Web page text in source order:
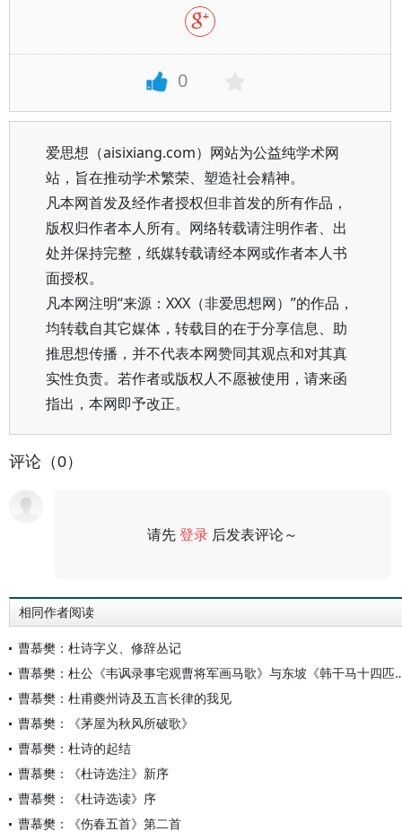
0
爱思想（aisixiang.com）网站为公益纯学术网
站，旨在推动学术繁荣、塑造社会精神。
凡本网首发及经作者授权但非首发的所有作品，
版权归作者本人所有。网络转载请注明作者、出
处并保持完整，纸媒转载请经本网或作者本人书
面授权。
凡本网注明“来源：XXX（非爱思想网）”的作品，
均转载自其它媒体，转载目的在于分享信息、助
推思想传播，并不代表本网赞同其观点和对其真
实性负责。若作者或版权人不愿被使用，请来函
指出，本网即予改正。
评论（0）
请先登录 后发表评论～
相同作者阅读
曹慕樊：杜诗字义、修辞丛记
曹慕樊：杜公《韦讽录事宅观曹
曹慕樊：杜甫夔州诗及五言长律的我见
曹慕樊：《茅屋为秋风所破歌》
曹慕樊：杜诗的起结
曹慕樊：《杜诗选注》新序
曹慕樊：《杜诗选读》序
曹慕樊：《伤春五首》第二首